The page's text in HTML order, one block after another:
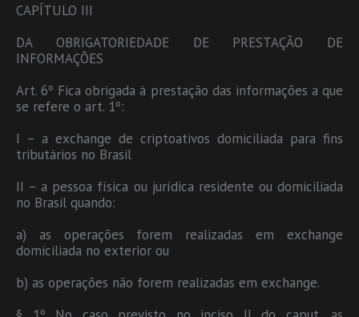
CAPÍTULO III
DA OBRIGATORIEDADE DE PRESTAÇÃO DE
INFORMAÇÕES
Art. 6º Fica obrigada à prestação das informações a que
se refere o art. 1º:
I – a exchange de criptoativos domiciliada para fins
tributários no Brasil
II – a pessoa física ou jurídica residente ou domiciliada
no Brasil quando:
a) as operações forem realizadas em exchange
domiciliada no exterior ou
b) as operações não forem realizadas em exchange.